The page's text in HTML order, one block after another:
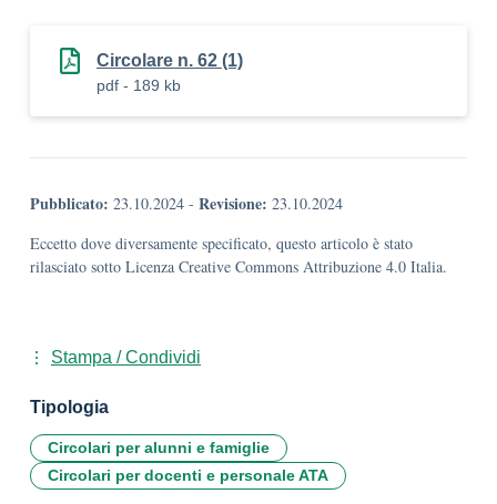
Circolare n. 62 (1)
pdf - 189 kb
Pubblicato: 23.10.2024 - Revisione: 23.10.2024
Eccetto dove diversamente specificato, questo articolo è stato
rilasciato sotto Licenza Creative Commons Attribuzione 4.0 Italia.
Stampa / Condividi
Tipologia
Circolari per alunni e famiglie
Circolari per docenti e personale ATA